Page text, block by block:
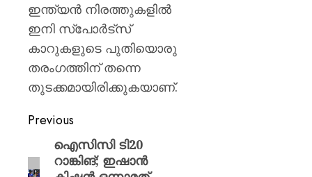
ഇന്ത്യൻ നിരത്തുകളിൽ
ഇനി സ്പോർട്സ്
കാറുകളുടെ പുതിയൊരു
തരംഗത്തിന് തന്നെ
തുടക്കമായിരിക്കുകയാണ്.
Previous
ഐസിസി ടി20
റാങ്കിങ്; ഇഷാൻ